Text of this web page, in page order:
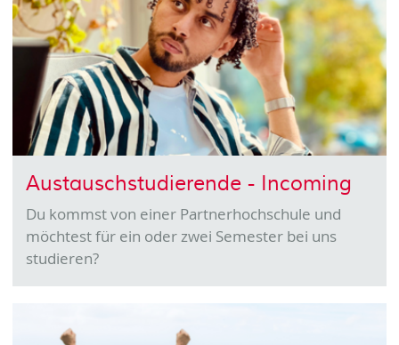
Austauschstudierende - Incoming
Du kommst von einer Partnerhochschule und
möchtest für ein oder zwei Semester bei uns
studieren?